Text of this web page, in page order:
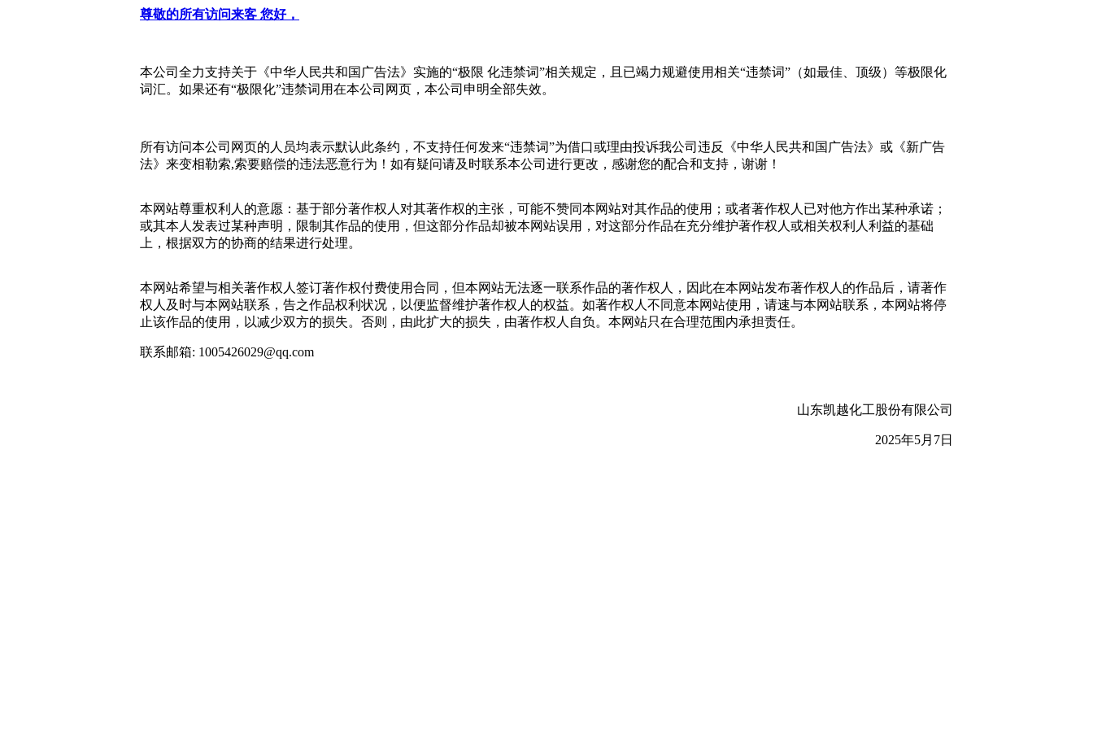
尊敬的所有访问来客 您好，
本公司全力支持关于《中华人民共和国广告法》实施的“极限 化违禁词”相关规定，且已竭力规避使用相关“违禁词”（如最佳、顶级）等极限化
词汇。如果还有“极限化”违禁词用在本公司网页，本公司申明全部失效。
所有访问本公司网页的人员均表示默认此条约，不支持任何发来“违禁词”为借口或理由投诉我公司违反《中华人民共和国广告法》或《新广告
法》来变相勒索,索要赔偿的违法恶意行为！如有疑问请及时联系本公司进行更改，感谢您的配合和支持，谢谢！
本网站尊重权利人的意愿：基于部分著作权人对其著作权的主张，可能不赞同本网站对其作品的使用；或者著作权人已对他方作出某种承诺；
或其本人发表过某种声明，限制其作品的使用，但这部分作品却被本网站误用，对这部分作品在充分维护著作权人或相关权利人利益的基础
上，根据双方的协商的结果进行处理。
本网站希望与相关著作权人签订著作权付费使用合同，但本网站无法逐一联系作品的著作权人，因此在本网站发布著作权人的作品后，请著作
权人及时与本网站联系，告之作品权利状况，以便监督维护著作权人的权益。如著作权人不同意本网站使用，请速与本网站联系，本网站将停
止该作品的使用，以减少双方的损失。否则，由此扩大的损失，由著作权人自负。本网站只在合理范围内承担责任。
联系邮箱: 1005426029@qq.com
山东凯越化工股份有限公司
2025年5月7日